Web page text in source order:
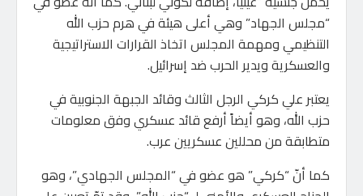
“مجلس الجهاد” وهي أعلى هيئة في هرم حزب الله
التنظيمي ومهمة المجلس اتخاذ القرارات الاستراتيجية
والعسكرية ويدير الحرب ضد إسرائيل.
يعتبر علي كركي الرجل الثالث وقائد الجبهة الجنوبية في
حزب الله، وهو أيضاً أرفع قائد عسكري وفق معلومات
متطابقة من محللين عسكريين عرب.
كما أنّ “كركي” هو عضو في “المجلس الجهادي”، وهو